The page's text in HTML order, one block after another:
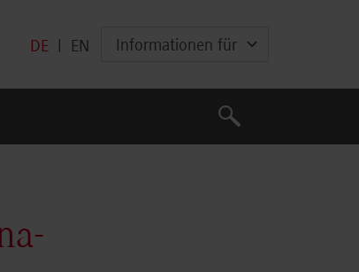
DE EN Informationen für
Suche
Suche